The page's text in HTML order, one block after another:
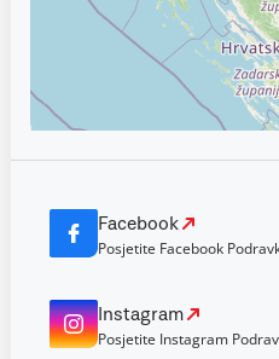
Facebook
Posjetite Facebook
Instagram
Posjetite Instagram